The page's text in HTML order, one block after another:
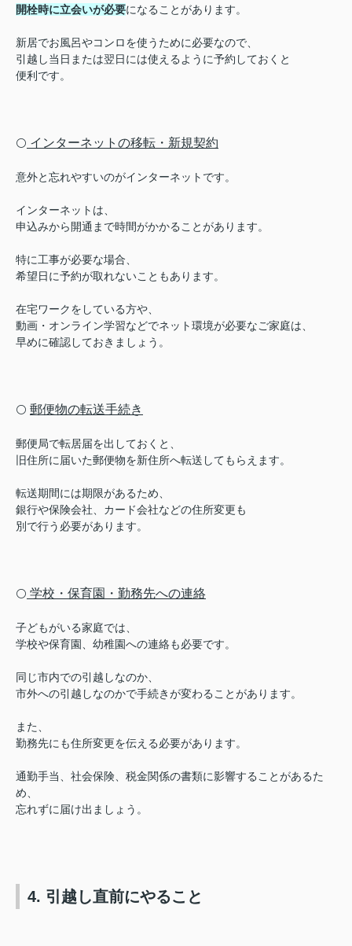
開栓時に立会いが必要になることがあります。
新居でお風呂やコンロを使うために必要なので、
引越し当日または翌日には使えるように予約しておくと
便利です。
⚪️ インターネットの移転・新規契約
意外と忘れやすいのがインターネットです。
インターネットは、
申込みから開通まで時間がかかることがあります。
特に工事が必要な場合、
希望日に予約が取れないこともあります。
在宅ワークをしている方や、
動画・オンライン学習などでネット環境が必要なご家庭は、
早めに確認しておきましょう。
⚪️ 郵便物の転送手続き
郵便局で転居届を出しておくと、
旧住所に届いた郵便物を新住所へ転送してもらえます。
転送期間には期限があるため、
銀行や保険会社、カード会社などの住所変更も
別で行う必要があります。
⚪️ 学校・保育園・勤務先への連絡
子どもがいる家庭では、
学校や保育園、幼稚園への連絡も必要です。
同じ市内での引越しなのか、
市外への引越しなのかで手続きが変わることがあります。
また、
勤務先にも住所変更を伝える必要があります。
通勤手当、社会保険、税金関係の書類に影響することがあるた
め、
忘れずに届け出ましょう。
4. 引越し直前にやること